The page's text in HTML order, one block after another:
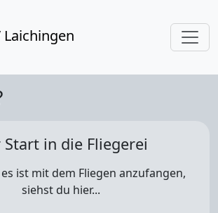
Laichingen
Start in die Fliegerei
ist mit dem Fliegen anzufangen,
siehst du hier...